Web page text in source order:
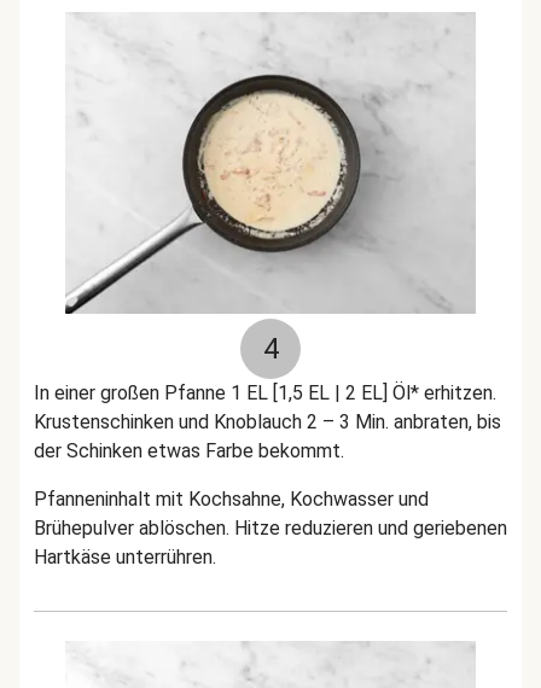
4
In einer großen Pfanne 1 EL [1,5 EL | 2 EL] Öl* erhitzen.
Krustenschinken und Knoblauch 2 – 3 Min. anbraten, bis
der Schinken etwas Farbe bekommt.
Pfanneninhalt mit Kochsahne, Kochwasser und
Brühepulver ablöschen. Hitze reduzieren und geriebenen
Hartkäse unterrühren.